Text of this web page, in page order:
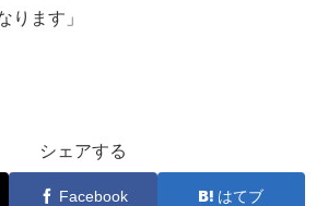
ります」
シェアする
Facebook はてブ